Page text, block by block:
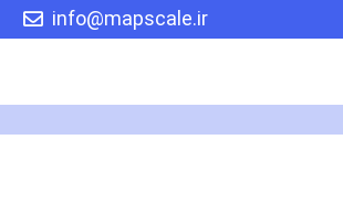
info@mapscale.ir